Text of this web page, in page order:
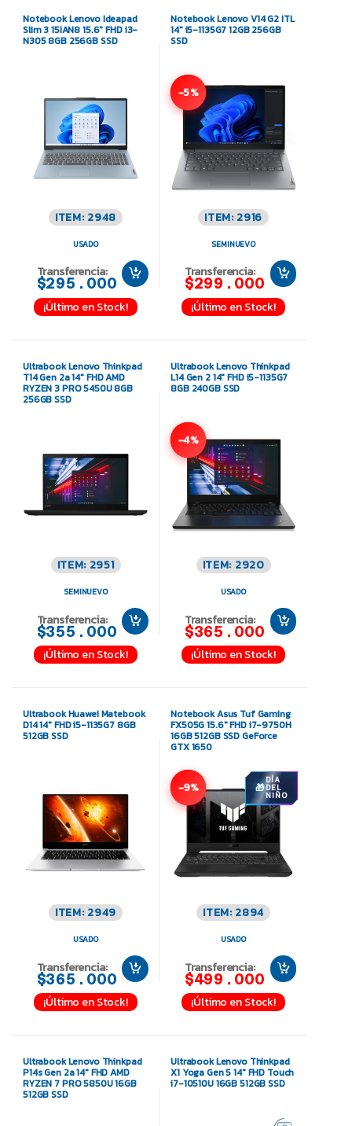
Notebook Lenovo Ideapad
Slim 3 15IAN8 15.6″ FHD i3-
N305 8GB 256GB SSD
ITEM: 2948
USADO
Transferencia:
$295.000
¡Último en Stock!
Notebook Lenovo V14 G2 ITL
14″ i5-1135G7 12GB 256GB
SSD
-5%
ITEM: 2916
SEMINUEVO
Transferencia:
$299.000
¡Último en Stock!
Ultrabook Lenovo Thinkpad
T14 Gen 2a 14″ FHD AMD
RYZEN 3 PRO 5450U 8GB
256GB SSD
ITEM: 2951
SEMINUEVO
Transferencia:
$355.000
¡Último en Stock!
Ultrabook Lenovo Thinkpad
L14 Gen 2 14″ FHD i5-1135G7
8GB 240GB SSD
-4%
ITEM: 2920
USADO
Transferencia:
$365.000
¡Último en Stock!
Ultrabook Huawei Matebook
D14 14″ FHD i5-1135G7 8GB
512GB SSD
ITEM: 2949
USADO
Transferencia:
$365.000
¡Último en Stock!
Notebook Asus Tuf Gaming
FX505G 15.6″ FHD i7-9750H
16GB 512GB SSD GeForce
GTX 1650
-9% DÍA
DEL
NIÑO
ITEM: 2894
USADO
Transferencia:
$499.000
¡Último en Stock!
Ultrabook Lenovo Thinkpad
P14s Gen 2a 14″ FHD AMD
RYZEN 7 PRO 5850U 16GB
512GB SSD
Ultrabook Lenovo Thinkpad
X1 Yoga Gen 5 14″ FHD Touch
i7-10510U 16GB 512GB SSD